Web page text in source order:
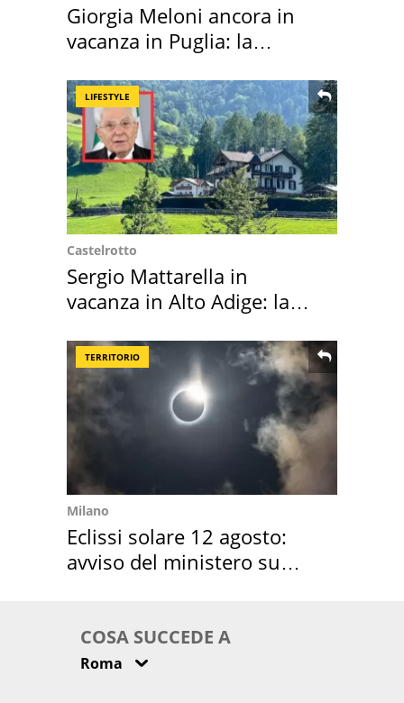
Giorgia Meloni ancora in
vacanza in Puglia: la
LIFESTYLE
Castelrotto
Sergio Mattarella in
vacanza in Alto Adige: la
TERRITORIO
Milano
Eclissi solare 12 agosto:
avviso del ministero su